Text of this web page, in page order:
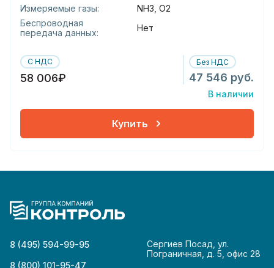
Измеряемые газы:
NH3, O2
Беспроводная
передача данных:
Нет
С НДС
58 006₽
Без НДС
47 546 руб.
В наличии
Купить
8 (495) 594-99-95
8 (800) 101-95-47
Сергиев Посад, ул.
Пограничная, д. 5, офис 28